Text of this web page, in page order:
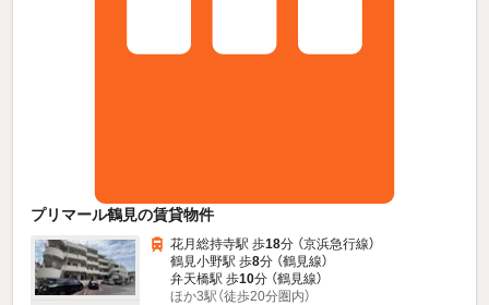
プリマール鶴見の賃貸物件
花月総持寺駅 歩18分 （京浜急行線）
鶴見小野駅 歩8分 （鶴見線）
弁天橋駅 歩10分 （鶴見線）
ほか3駅（徒歩20分圏内）